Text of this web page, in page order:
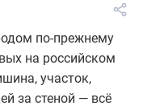
по-прежнему
на российском
участок,
за стеной — всё